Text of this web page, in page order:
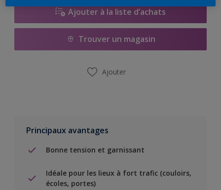
Ajouter à la liste d’achats
Trouver un magasin
Ajouter
Principaux avantages
Bonne tension et garnissant
Idéale pour les lieux à fort trafic (couloirs,
écoles, portes)